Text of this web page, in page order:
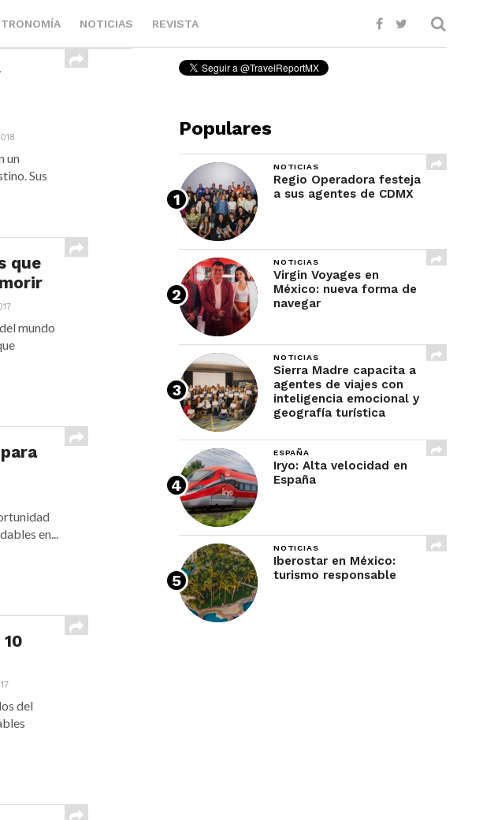
NOTICIAS REVISTA
un
Sus
que
mundo
en...
del
Populares
NOTICIAS
Regio Operadora festeja
a sus agentes de CDMX
NOTICIAS
Virgin Voyages en
México: nueva forma de
navegar
NOTICIAS
Sierra Madre capacita a
agentes de viajes con
inteligencia emocional y
geografía turística
ESPAÑA
Iryo: Alta velocidad en
España
NOTICIAS
Iberostar en México:
turismo responsable